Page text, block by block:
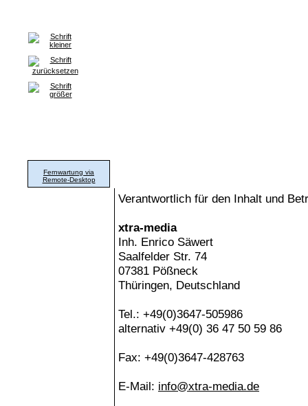
Fernwartung via
Remote-Desktop
Verantwortlich für den Inhalt und
xtra-media
Inh. Enrico Säwert
Saalfelder Str. 74
07381 Pößneck
Thüringen, Deutschland
Tel.: +49(0)3647-505986
alternativ +49(0) 36 47 50 59 86
Fax: +49(0)3647-428763
E-Mail: info@xtra-media.de